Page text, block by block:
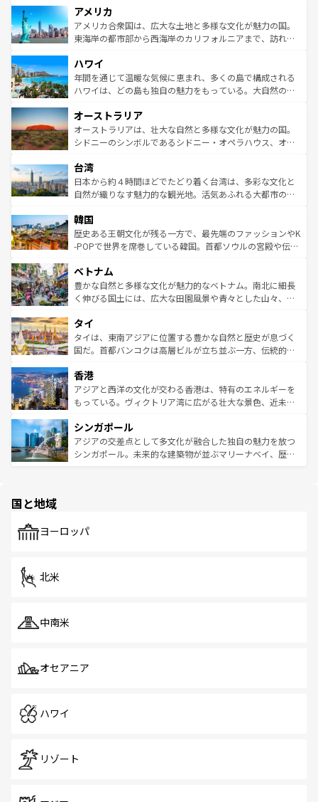
ンツ一覧を参照してほしい。
の建物がそのまま残る町や、スイスならではのユニークな
博物館もあり、アルプス観光だけでなく町歩きも満喫する
ことができる。国民の所得が高いため物価も高いが、旅行
ば市内交通費無料で観光を楽しむこともできる。 なお、新
着のスイス情報はコンテンツ一覧 を参照してほしい。
アメリカ
アメリカ合衆国は、広大な土地と多様な文化が魅力の国。
東海岸の都市部から西海岸のカリフォルニアまで、訪れる
のような巨大都市は、観光、ショッピング、エンターテイ
ンメントが詰まった刺激的なスポットだ。一方、アメリカ
西部には大自然が広がり、グランドキャニオンやイエロー
部のニューオーリンズでは、音楽と美食が融合した独特の
文化が魅力。旅行者はアメリカの各地域で異なる魅力を楽
しみながら、その多様性と豊かな歴史を感じることができ
ならではの贅沢な旅のスタイルだ。 なお、新着のアメリカ
情報はコンテンツ一覧を参照してほしい。
ハワイ
年間を通じて温暖な気候に恵まれ、多くの島で構成される
ハワイは、どの島も独自の魅力をもっている。大自然の神
ワイ島は見逃せない。また、定番の観光地といえばオアフ
島だが、静かな自然を求めるならマウイ島やカウアイ島が
おすすめ。エメラルドグリーンに輝く海をはじめ、豊かな
れるおもてなしの心で訪れる人々を迎えてくれるハワイの
人々、おいしいローカルフードやハワイアンミュージッ
ク、伝統的なフラダンスなど、すべてがハワイの魅力を彩
ワイを、存分に味わってほしい。 なお、新着のハワイ情報
はコンテンツ一覧を参照してほしい。
オーストラリア
オーストラリアは、壮大な自然と多様な文化が魅力の国。
シドニーのシンボルであるシドニー・オペラハウス、オー
リアリーフや大陸中央部にそびえるウルル（エアーズロッ
ク）、タスマニアの美しい原生林やケアンズの熱帯雨林な
ど、見どころがたくさん。また、カフェやワイン、オージ
いる。アクティビティも充実しており、サーフィンやダイ
ビング、ハイキングなど、アウトドア好きにはたまらな
い。オーストラリアの多彩な魅力を存分に味わいつくそ
参照してほしい。
台湾
日本から約４時間ほどでたどり着く台湾は、多彩な文化と
自然が織りなす魅力的な観光地。活気あふれる大都市の台
ン）、静ひつな山岳地帯である台湾東部など、都市の喧騒
と山間の静けさが共存しており、訪れる人に新しい発見と
驚きをもたらしてくれる。また、奥深い台湾の食文化も魅
容にもいいと評判のスイーツなど、バラエティ豊かな料理
が味わえる。 なお、新着の台湾情報は コンテンツ一覧を参
照してほしい。
韓国
歴史ある王朝文化が残る一方で、最先端のファッションやK
-POPで世界を席巻している韓国。首都ソウルの宮殿や伝統
き、地方に足を延ばせば四季折々の自然美を楽しむことが
できる。そして、キムチや焼肉、絶品のストリートフード
まで、さまざまな韓国料理が待っている。夜には、韓国な
リティに包まれながら、韓国の多彩な魅力を心ゆくまで味
わってみてほしい。 なお、新着の韓国情報はコンテンツ一
覧を参照してほしい。
ベトナム
豊かな自然と多様な文化が魅力的なベトナム。南北に細長
く伸びる国土には、広大な田園風景や青々とした山々、世
急速な発展と共に伝統が息づく。ハノイの古い町並みやホ
ーチミン市のフランス統治時代の建物も、独特の雰囲気を
醸し出している。また、バラエティの豊かさとおいしさで
とつ。フォーやバインミー、ベトナムコーヒーなどは、ぜ
ひ現地で味わいたい。どの地域を訪れてもあたたかい人々
が旅行者を迎えてくれるので、きっと忘れられない旅にな
参照してほしい。
タイ
タイは、東南アジアに位置する豊かな自然と歴史が息づく
国だ。首都バンコクは高層ビルが立ち並ぶ一方、伝統的な
の活気が交差している。北部ではチェンマイなどの山岳地
帯で自然と触れ合い、南部ではプーケットやクラビの美し
いビーチでリゾート気分を楽しむことができる。タイ料理
激する。気候は一年中温暖で、どの季節にも異なる楽しみ
が待っている。親しみやすいタイの人々、仏教を中心とし
た文化、そして多様な観光資源が、訪れる旅人を魅了し続
香港
アジアと西洋の文化が交わる香港は、特有のエネルギーを
もっている。ヴィクトリア湾に広がる壮大な景色、近未来
み、どこを訪れても感動するはず。観光スポットが密集し
ており、効率よく見どころを回れるのも魅力。息をのむよ
うな絶景から文化的な体験まで、香港を存分に楽しみ尽く
シンガポール
アジアの交差点として多文化が融合した独自の魅力を放つ
シンガポール。未来的な建築物が並ぶマリーナベイ、歴史
で、ホーカーズは地元の風情を楽しめる外せないスポット
国と地域
ヨーロッパ
北米
中南米
オセアニア
ハワイ
リゾート